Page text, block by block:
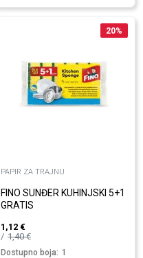
20%
PAPIR ZA TRAJNU
FINO SUNĐER KUHINJSKI 5+1
GRATIS
1,12 €
1,40€
Dostupno boja: 1